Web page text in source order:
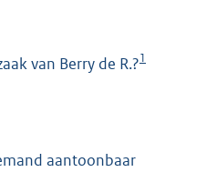
:
van Berry de R.?1
aantoonbaar